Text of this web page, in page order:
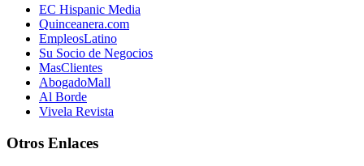
EC Hispanic Media
Quinceanera.com
EmpleosLatino
Su Socio de Negocios
MasClientes
AbogadoMall
Al Borde
Vivela Revista
Otros Enlaces